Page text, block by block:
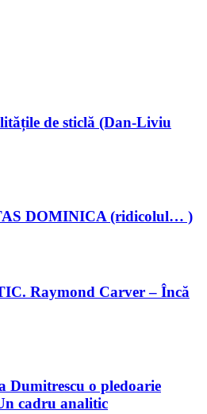
de sticlă (Dan-Liviu
DOMINICA (ridicolul… )
Raymond Carver – Încă
Dumitrescu o pledoarie
cadru analitic